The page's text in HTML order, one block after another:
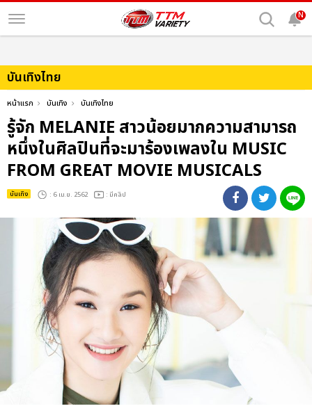
N
บันเทิงไทย
หน้าแรก บันเทิง บันเทิงไทย
รู้จัก MELANIE สาวน้อยมากความสามารถ
หนึ่งในศิลปินที่จะมาร้องเพลงใน MUSIC
FROM GREAT MOVIE MUSICALS
บันเทิง : 6 เม.ย. 2562 : มีคลิป